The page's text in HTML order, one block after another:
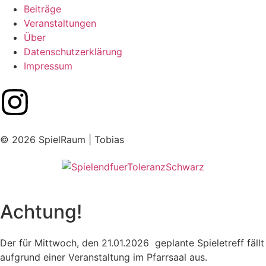
Beiträge
Veranstaltungen
Über
Datenschutzerklärung
Impressum
© 2026 SpielRaum | Tobias
Achtung!
Der für Mittwoch, den 21.01.2026 geplante Spieletreff fällt
aufgrund einer Veranstaltung im Pfarrsaal aus.